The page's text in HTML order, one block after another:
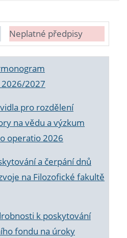
Neplatné předpisy
2027
pro rozdělení
na vědu a výzkum
operatio 2026
a čerpání dnů
na Filozofické fakultě
k poskytování
fondu na úroky